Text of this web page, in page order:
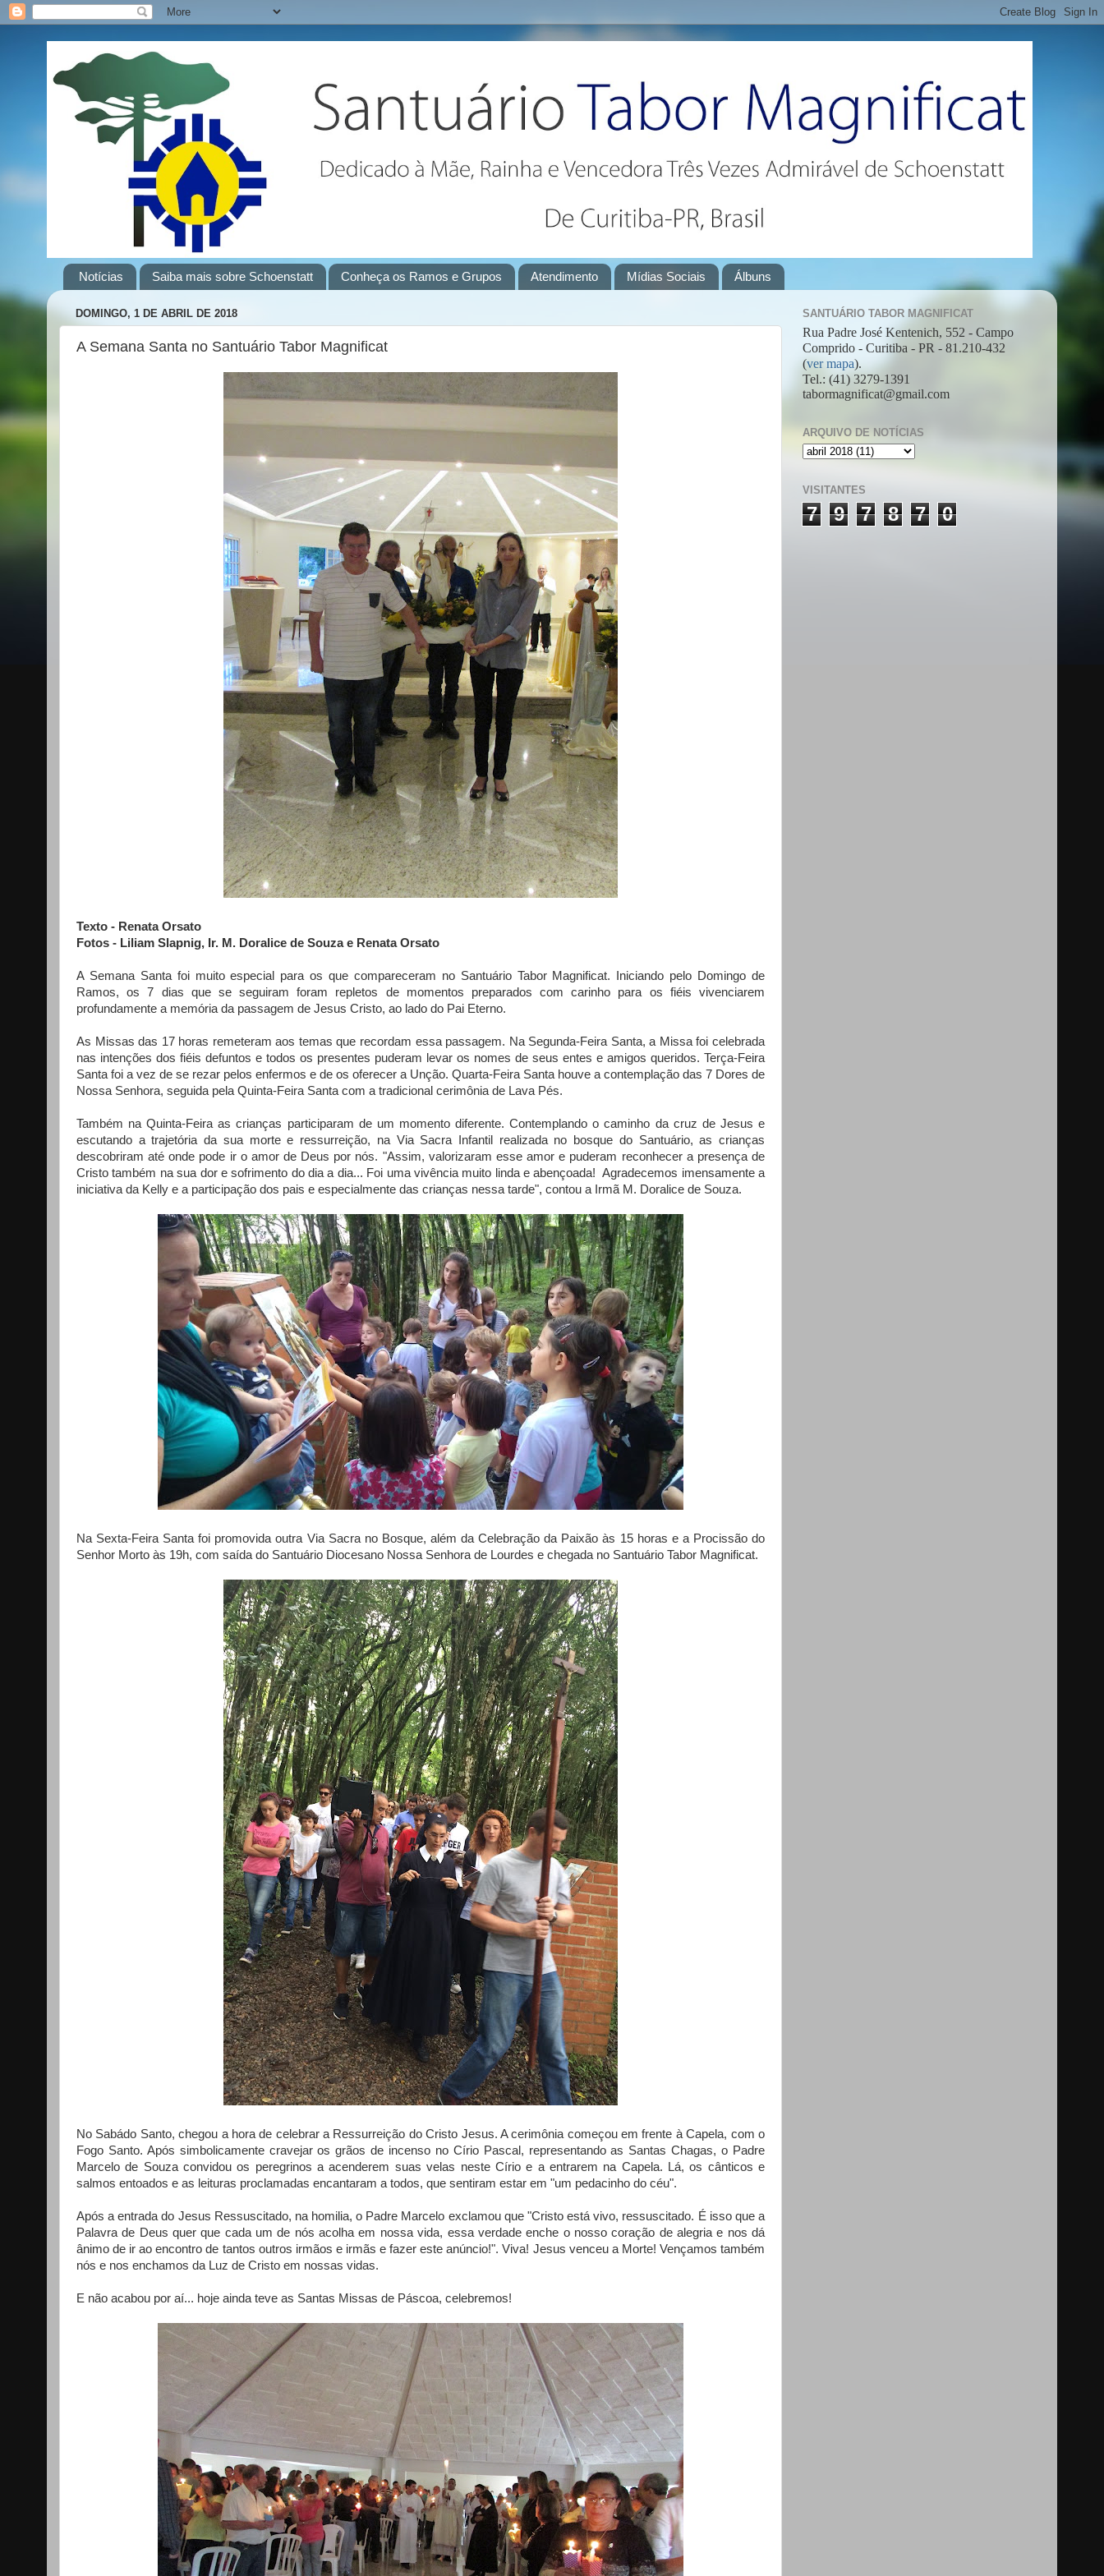
Notícias Saiba mais sobre Schoenstatt Conheça os Ramos e Grupos Atendimento Mídias Sociais Álbuns
DOMINGO, 1 DE ABRIL DE 2018
A Semana Santa no Santuário Tabor Magnificat
Texto - Renata Orsato
Fotos - Liliam Slapnig, Ir. M. Doralice de Souza e Renata Orsato
A Semana Santa foi muito especial para os que compareceram no Santuário Tabor Magnificat. Iniciando pelo Domingo de
Ramos, os 7 dias que se seguiram foram repletos de momentos preparados com carinho para os fiéis vivenciarem
profundamente a memória da passagem de Jesus Cristo, ao lado do Pai Eterno.
As Missas das 17 horas remeteram aos temas que recordam essa passagem. Na Segunda-Feira Santa, a Missa foi celebrada
nas intenções dos fiéis defuntos e todos os presentes puderam levar os nomes de seus entes e amigos queridos. Terça-Feira
Santa foi a vez de se rezar pelos enfermos e de os oferecer a Unção. Quarta-Feira Santa houve a contemplação das 7 Dores de
Nossa Senhora, seguida pela Quinta-Feira Santa com a tradicional cerimônia de Lava Pés.
Também na Quinta-Feira as crianças participaram de um momento diferente. Contemplando o caminho da cruz de Jesus e
escutando a trajetória da sua morte e ressurreição, na Via Sacra Infantil realizada no bosque do Santuário, as crianças
descobriram até onde pode ir o amor de Deus por nós. "Assim, valorizaram esse amor e puderam reconhecer a presença de
Cristo também na sua dor e sofrimento do dia a dia... Foi uma vivência muito linda e abençoada! Agradecemos imensamente a
iniciativa da Kelly e a participação dos pais e especialmente das crianças nessa tarde", contou a Irmã M. Doralice de Souza.
Na Sexta-Feira Santa foi promovida outra Via Sacra no Bosque, além da Celebração da Paixão às 15 horas e a Procissão do
Senhor Morto às 19h, com saída do Santuário Diocesano Nossa Senhora de Lourdes e chegada no Santuário Tabor Magnificat.
No Sabádo Santo, chegou a hora de celebrar a Ressurreição do Cristo Jesus. A cerimônia começou em frente à Capela, com o
Fogo Santo. Após simbolicamente cravejar os grãos de incenso no Círio Pascal, representando as Santas Chagas, o Padre
Marcelo de Souza convidou os peregrinos a acenderem suas velas neste Círio e a entrarem na Capela. Lá, os cânticos e
salmos entoados e as leituras proclamadas encantaram a todos, que sentiram estar em "um pedacinho do céu".
Após a entrada do Jesus Ressuscitado, na homilia, o Padre Marcelo exclamou que "Cristo está vivo, ressuscitado. É isso que a
Palavra de Deus quer que cada um de nós acolha em nossa vida, essa verdade enche o nosso coração de alegria e nos dá
ânimo de ir ao encontro de tantos outros irmãos e irmãs e fazer este anúncio!". Viva! Jesus venceu a Morte! Vençamos também
nós e nos enchamos da Luz de Cristo em nossas vidas.
E não acabou por aí... hoje ainda teve as Santas Missas de Páscoa, celebremos!
SANTUÁRIO TABOR MAGNIFICAT
Rua Padre José Kentenich, 552 - Campo
Comprido - Curitiba - PR - 81.210-432
(ver mapa).
Tel.: (41) 3279-1391
tabormagnificat@gmail.com
ARQUIVO DE NOTÍCIAS
VISITANTES
7 9 7 8 7 0